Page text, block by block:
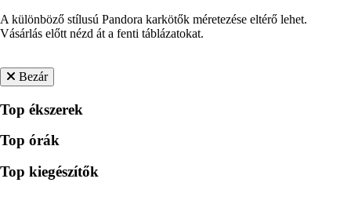
A különböző stílusú Pandora karkötők méretezése eltérő lehet.
Vásárlás előtt nézd át a fenti táblázatokat.
Bezár
Top ékszerek
Top órák
Top kiegészítők